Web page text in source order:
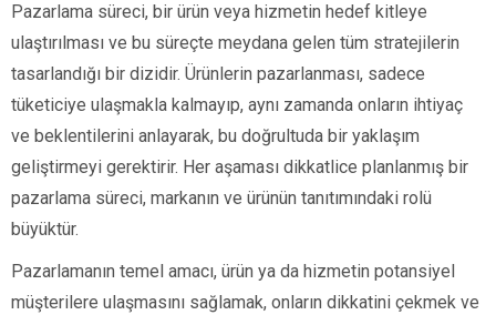
Pazarlama süreci, bir ürün veya hizmetin hedef kitleye
ulaştırılması ve bu süreçte meydana gelen tüm stratejilerin
tasarlandığı bir dizidir. Ürünlerin pazarlanması, sadece
tüketiciye ulaşmakla kalmayıp, aynı zamanda onların ihtiyaç
ve beklentilerini anlayarak, bu doğrultuda bir yaklaşım
geliştirmeyi gerektirir. Her aşaması dikkatlice planlanmış bir
pazarlama süreci, markanın ve ürünün tanıtımındaki rolü
büyüktür.
Pazarlamanın temel amacı, ürün ya da hizmetin potansiyel
müşterilere ulaşmasını sağlamak, onların dikkatini çekmek ve